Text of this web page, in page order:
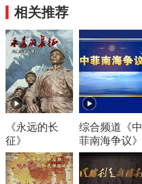
相关推荐
《永远的长
征》
综合频道《中
菲南海争议》